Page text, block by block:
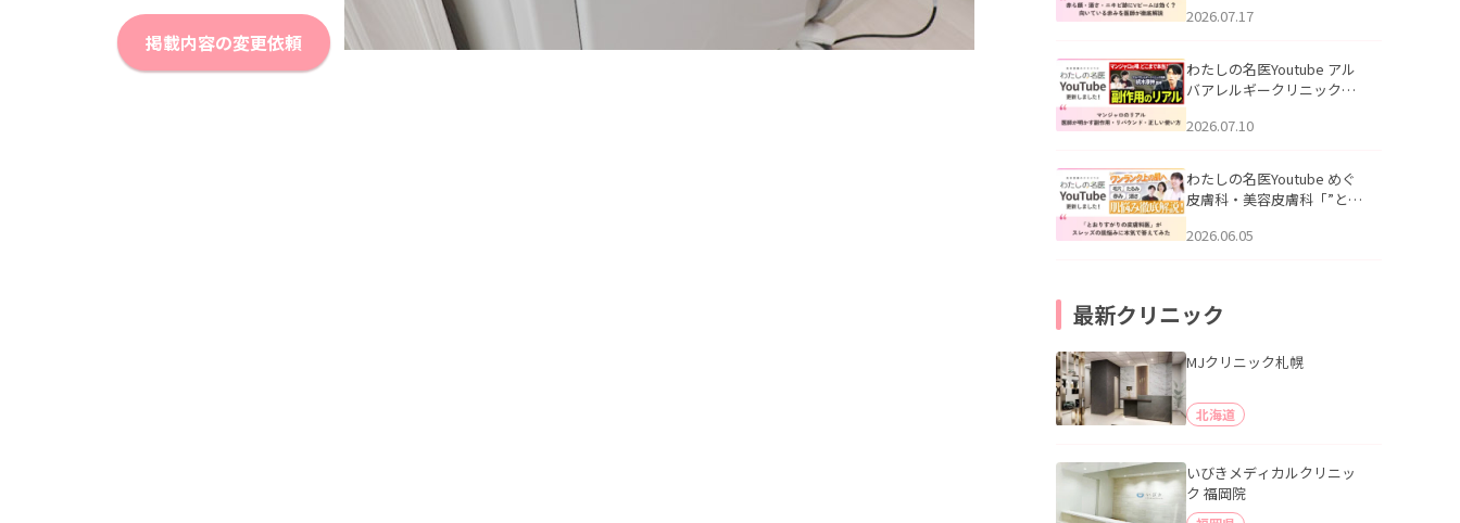
掲載内容の変更依頼
跡にVビームは効く？向いて
説」を公開いたしました。
2026.07.17
わたしの名医Youtube アル
バアレルギークリニック札
医師が明かす副作用・リバ
公開いたしました。
2026.07.10
わたしの名医Youtube めぐ
皮膚科・美容皮膚科「”とお
ッズの肌悩みに本気で答え
2026.06.05
最新クリニック
MJクリニック札幌
北海道
いびきメディカルクリニッ
ク 福岡院